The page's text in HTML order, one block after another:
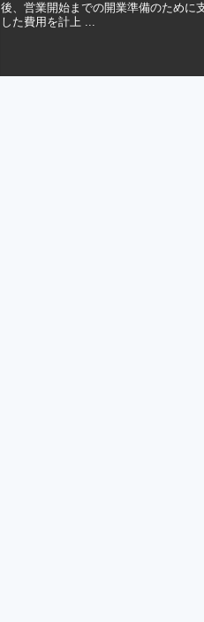
後、営業開始までの開業準備のために
した費用を計上 ...